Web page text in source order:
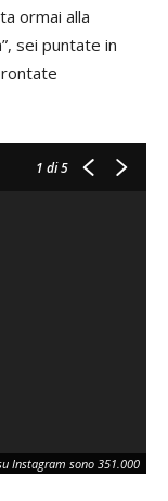
ormai alla
sei puntate in
1 di 5
Instagram sono 351.000